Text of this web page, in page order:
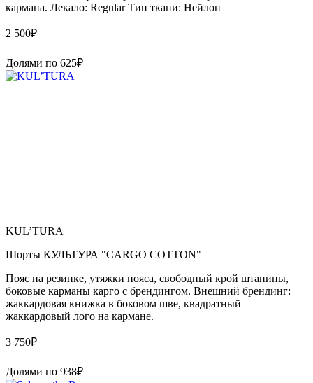
кармана. Лекало: Regular Тип ткани: Нейлон
2 500₽
Долями по 625₽
KUL’TURA
Шорты КУЛЬТУРА "CARGO COTTON"
Пояс на резинке, утяжки пояса, свободный крой штанины,
боковые карманы карго с брендингом. Внешний брендинг:
жаккардовая книжка в боковом шве, квадратный
жаккардовый лого на кармане.
3 750₽
Долями по 938₽